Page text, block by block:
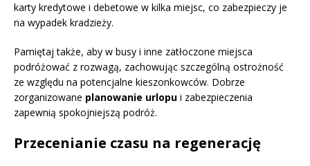
karty kredytowe i debetowe w kilka miejsc, co zabezpieczy je
na wypadek kradzieży.
Pamiętaj także, aby w busy i inne zatłoczone miejsca
podróżować z rozwagą, zachowując szczególną ostrożność
ze względu na potencjalne kieszonkowców. Dobrze
zorganizowane planowanie urlopu i zabezpieczenia
zapewnią spokojniejszą podróż.
Przecenianie czasu na regenerację